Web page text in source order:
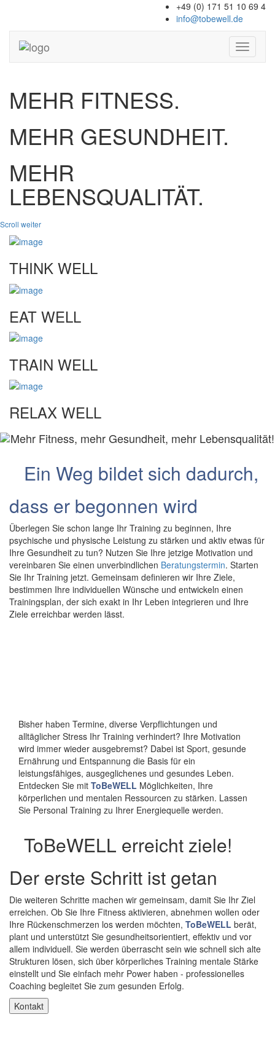
+49 (0) 171 51 10 69 4
info@tobewell.de
Toggle
MEHR FITNESS.
MEHR GESUNDHEIT.
MEHR
LEBENSQUALITÄT.
Scroll weiter
THINK WELL
EAT WELL
TRAIN WELL
RELAX WELL
Ein Weg bildet sich dadurch,
dass er begonnen wird
Überlegen Sie schon lange Ihr Training zu beginnen, Ihre
psychische und physische Leistung zu stärken und aktiv etwas für
Ihre Gesundheit zu tun? Nutzen Sie Ihre jetzige Motivation und
vereinbaren Sie einen unverbindlichen Beratungstermin. Starten
Sie Ihr Training jetzt. Gemeinsam definieren wir Ihre Ziele,
bestimmen Ihre individuellen Wünsche und entwickeln einen
Trainingsplan, der sich exakt in Ihr Leben integrieren und Ihre
Ziele erreichbar werden lässt.
Bisher haben Termine, diverse Verpflichtungen und
alltäglicher Stress Ihr Training verhindert? Ihre Motivation
wird immer wieder ausgebremst? Dabei ist Sport, gesunde
Ernährung und Entspannung die Basis für ein
leistungsfähiges, ausgeglichenes und gesundes Leben.
Entdecken Sie mit ToBeWELL Möglichkeiten, Ihre
körperlichen und mentalen Ressourcen zu stärken. Lassen
Sie Personal Training zu Ihrer Energiequelle werden.
ToBeWELL erreicht ziele!
Der erste Schritt ist getan
Die weiteren Schritte machen wir gemeinsam, damit Sie Ihr Ziel
erreichen. Ob Sie Ihre Fitness aktivieren, abnehmen wollen oder
Ihre Rückenschmerzen los werden möchten, ToBeWELL berät,
plant und unterstützt Sie gesundheitsorientiert, effektiv und vor
allem individuell. Sie werden überrascht sein wie schnell sich alte
Strukturen lösen, sich über körperliches Training mentale Stärke
einstellt und Sie einfach mehr Power haben - professionelles
Coaching begleitet Sie zum gesunden Erfolg.
Kontakt